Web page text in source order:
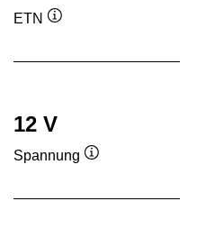
ETN
12 V
Spannung